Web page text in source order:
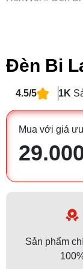
Đèn Bi
4.5/5 1K
Mua với giá
Sản phẩm